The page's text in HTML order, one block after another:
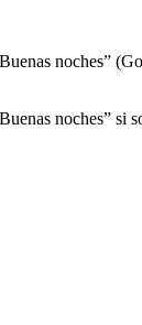
noches”
noches” si